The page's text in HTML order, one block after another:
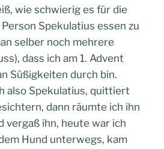
wie schwierig es für die
Spekulatius essen zu
selber noch mehrere
dass ich am 1. Advent
Süßigkeiten durch bin.
also Spekulatius, quittiert
dann räumte ich ihn
vergaß ihn, heute war ich
Hund unterwegs, kam